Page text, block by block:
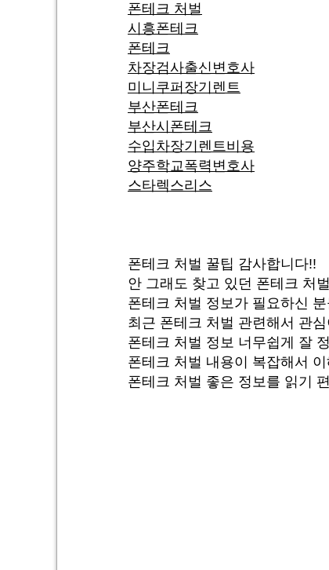
폰테크 처벌
시흥폰테크
폰테크
차장검사출신변호사
미니쿠퍼장기렌트
부산폰테크
부산시폰테크
수입차장기렌트비용
양주학교폭력변호사
스타렉스리스
폰테크 처벌 꿀팁 감사합니다!!
안 그래도 찾고 있던 폰테크 처
폰테크 처벌 정보가 필요하신
최근 폰테크 처벌 관련해서 관
폰테크 처벌 정보 너무쉽게 잘
폰테크 처벌 내용이 복잡해서
폰테크 처벌 좋은 정보를 읽기